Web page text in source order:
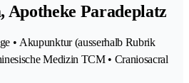
Apotheke Paradeplatz
• Akupunktur (ausserhalb Rubrik
Medizin TCM • Craniosacral